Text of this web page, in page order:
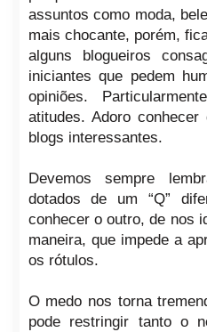
assuntos como moda,
mais chocante, porém,
alguns blogueiros
iniciantes que pedem
opiniões.
atitudes. Adoro
blogs interessantes.
Devemos sempre
dotados de um “Q”
conhecer o outro, de nos
maneira, que impede a
os rótulos.
O medo nos torna
pode restringir tanto o